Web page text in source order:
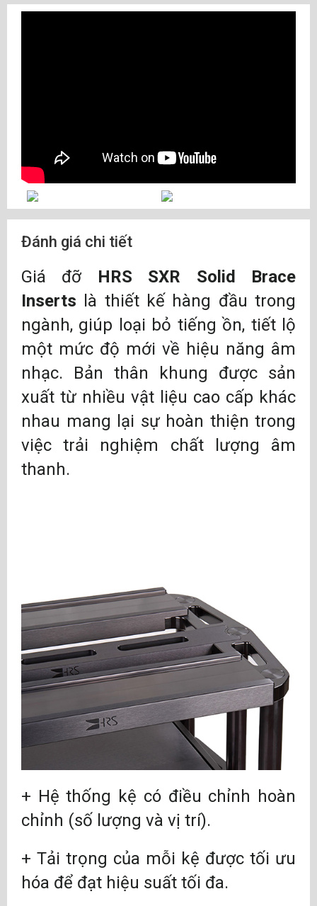
Hiệu quả cao trên nhiều bề mặt và kết cấu.
không sửa đổi
Đánh giá chi tiết
Giá đỡ HRS SXR Solid Brace
Inserts là thiết kế hàng đầu trong
ngành, giúp loại bỏ tiếng ồn, tiết lộ
một mức độ mới về hiệu năng âm
nhạc. Bản thân khung được sản
xuất từ nhiều vật liệu cao cấp khác
nhau mang lại sự hoàn thiện trong
việc trải nghiệm chất lượng âm
thanh.
+ Hệ thống kệ có điều chỉnh hoàn
chỉnh (số lượng và vị trí).
+ Tải trọng của mỗi kệ được tối ưu
hóa để đạt hiệu suất tối đa.